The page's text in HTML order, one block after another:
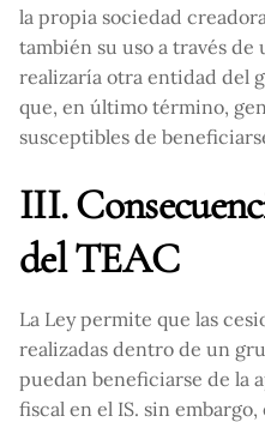
la propia sociedad
también su uso a través
realizaría otra entidad del
que, en último término,
susceptibles de
III.
del TEAC
La Ley permite que las
realizadas dentro de un
puedan beneficiarse de la
fiscal en el IS. sin embargo,